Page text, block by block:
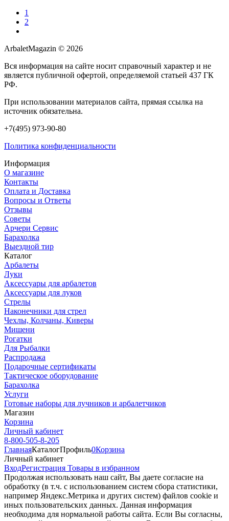
1
2
ArbaletMagazin © 2026
Вся информация на сайте носит справочный характер и не
является публичной офертой, определяемой статьей 437 ГК
РФ.
При использовании материалов сайта, прямая ссылка на
источник обязательна.
+7(495) 973-90-80
Политика конфиденциальности
Информация
О магазине
Контакты
Оплата и Доставка
Вопросы и Ответы
Отзывы
Советы
Арчери Сервис
Барахолка
Выездной тир
Каталог
Арбалеты
Луки
Аксессуары для арбалетов
Аксессуары для луков
Стрелы
Наконечники для стрел
Чехлы, Колчаны, Киверы
Мишени
Рогатки
Для Рыбалки
Распродажа
Подарочные сертификаты
Тактическое оборудование
Барахолка
Услуги
Готовые наборы для лучников и арбалетчиков
Магазин
Корзина
Личный кабинет
8-800-505-8-205
ГлавнаяКаталогПрофиль0Корзина
Личный кабинет
ВходРегистрация Товары в избранном
Продолжая использовать наш cайт, Вы даете согласие на
обработку (в т.ч. с использованием систем сбора статистики,
например Яндекс.Метрика и других систем) файлов cookie и
иных пользовательских данных. Данная информация
необходима для нормальной работы сайта. Если Вы согласны,